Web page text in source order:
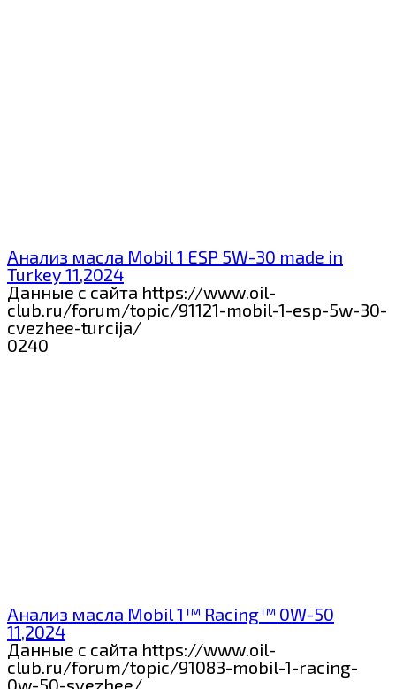
Анализ масла Mobil 1 ESP 5W-30 made in
Turkey 11,2024
Данные с сайта https://www.oil-
club.ru/forum/topic/91121-mobil-1-esp-5w-30-
cvezhee-turcija/
0240
Анализ масла Mobil 1™ Racing™ 0W-50
11,2024
Данные с сайта https://www.oil-
club.ru/forum/topic/91083-mobil-1-racing-
0w-50-svezhee/